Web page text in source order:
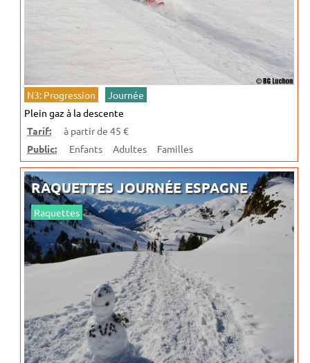
N3: Progression
Journée
Plein gaz à la descente
Tarif:
à partir de 45 €
Public:
Enfants Adultes Familles
RAQUETTES JOURNÉE ESPAGNE
Raquettes